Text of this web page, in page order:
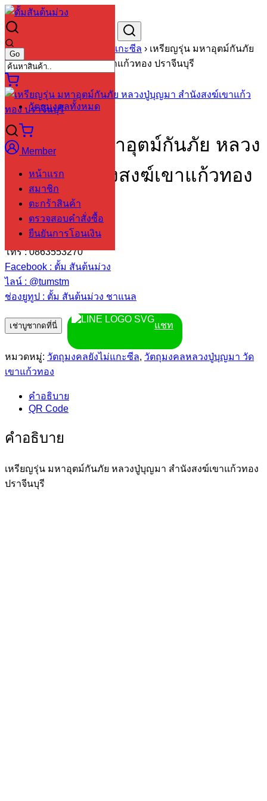
Skip
to
content
วัตถุมงคลทั้งหมด
Member
หน้าแรก
สมาชิก
ตะกร้าสินค้า
ตรวจสอบคำสั่งซื้อ
ยืนยันการโอนเงิน
Search
for:
หน้าหลัก วัตถุมงคลยังไม่แกะซีล › เหรียญรุ่น มหาอุตม์กันภัย
หลวงปู่บุญมา สำนังสงฆ์เขาแก้วทอง ปราจีนบุรี
🔍
เหรียญรุ่น มหาอุตม์กันภัย หลวง
ปู่บุญมา สำนังสงฆ์เขาแก้วทอง
ปราจีนบุรี
www.tumstm.com
โทร : 0863553270
Facebook : ตั้ม สันต้นม่วง
ไลน์ : @tumstm
ช่องยูทูป : ตั้ม สันต้นม่วง ชาแนล
เช่าบูชากดที่นี่ แชท
หมวดหมู่: วัตถุมงคลยังไม่แกะซีล, วัตถุมงคลหลวงปู่บุญมา วัด
เขาแก้วทอง
คำอธิบาย
QR Code
คำอธิบาย
เหรียญรุ่น มหาอุตม์กันภัย หลวงปู่บุญมา สำนังสงฆ์เขาแก้วทอง
ปราจีนบุรี